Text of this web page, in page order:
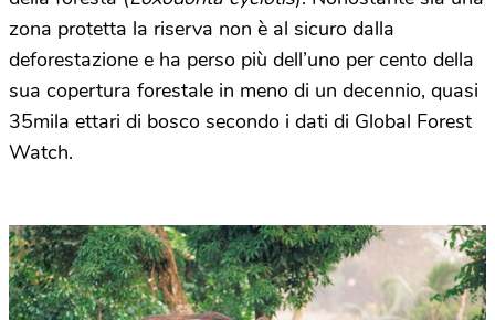
zona protetta la riserva non è al sicuro dalla
deforestazione e ha perso più dell’uno per cento della
sua copertura forestale in meno di un decennio, quasi
35mila ettari di bosco secondo i dati di Global Forest
Watch.